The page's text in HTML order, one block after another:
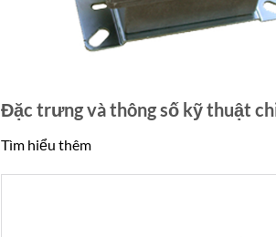
Đặc trưng và thông số kỹ thuật
Tìm hiểu thêm